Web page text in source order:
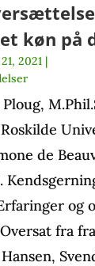
køn på
2021|
de
og
fra